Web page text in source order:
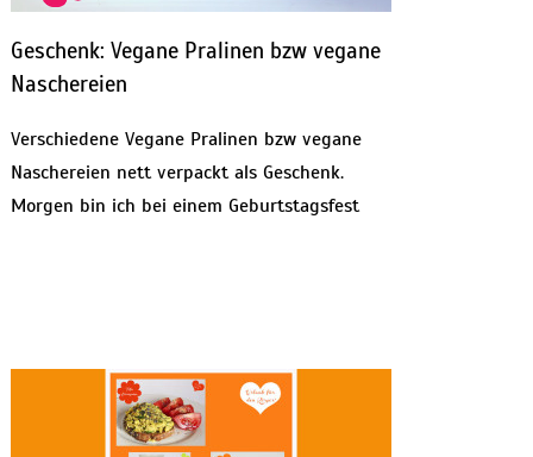
Geschenk: Vegane Pralinen bzw vegane
Naschereien
Verschiedene Vegane Pralinen bzw vegane
Naschereien nett verpackt als Geschenk.
Morgen bin ich bei einem Geburtstagsfest